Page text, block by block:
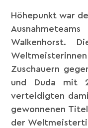
Höhepunkt war
Walkenhorst.
Zuschauern
und Duda mit
verteidigten
gewonnenen
der